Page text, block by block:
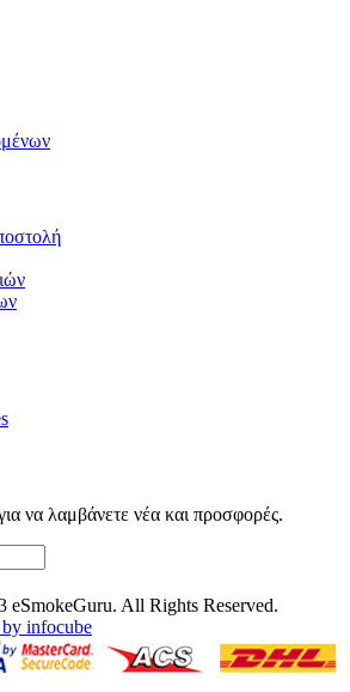
να λαμβάνετε νέα και προσφορές.
All Rights Reserved.
infocube